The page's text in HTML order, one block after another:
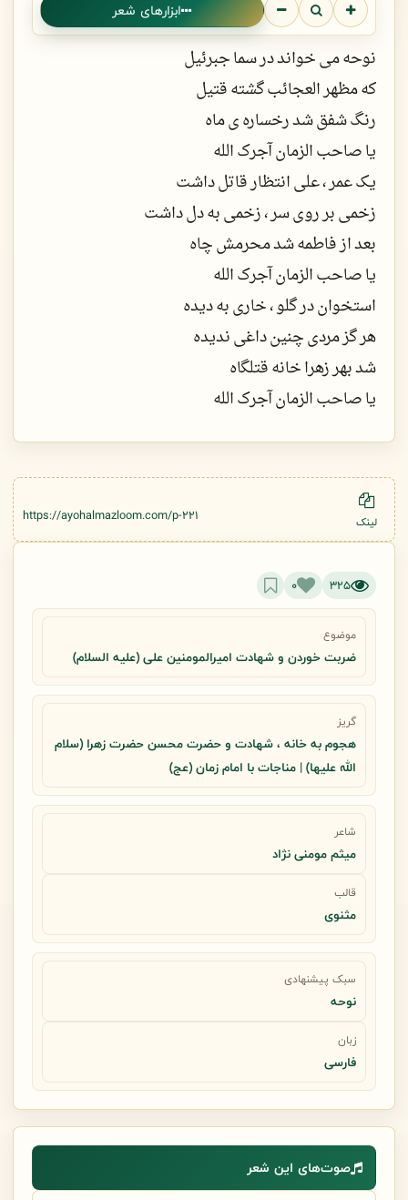
ابزارهای شعر
نوحه می خواند در سما جبرئیل
که مظهر العجائب گشته قتیل
رنگ شفق شد رخساره ی ماه
یا صاحب الزمان آجرک الله
یک عمر ، علی انتظار قاتل داشت
زخمی بر روی سر ، زخمی به دل داشت
بعد از فاطمه شد محرمش چاه
یا صاحب الزمان آجرک الله
استخوان در گلو ، خاری به دیده
هر گز مردی چنین داغی ندیده
شد بهر زهرا خانه قتلگاه
یا صاحب الزمان آجرک الله
لینک https://ayohalmazloom.com/p-221
325
0
موضوع
ضربت خوردن و شهادت امیرالمومنین علی (علیه السلام)
گریز
هجوم به خانه ، شهادت و حضرت محسن حضرت زهرا (سلام
الله علیها) | مناجات با امام زمان (عج)
شاعر
میثم مومنی نژاد
قالب
مثنوی
سبک پیشنهادی
نوحه
زبان
فارسی
صوت‌های این شعر